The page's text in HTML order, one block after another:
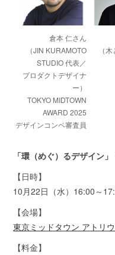
倉本 仁さん
（JIN KURAMOTO
STUDIO 代表／
プロダクトデザイナ
ー）
TOKYO MIDTOWN
AWARD 2025
デザインコンペ審査員
（
「環（めぐ）るデザイン
【日時】
10月22日（水）16:00～
【会場】
東京ミッドタウン アトリ
【料金】